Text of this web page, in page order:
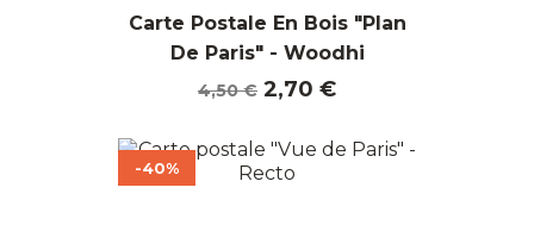
Carte Postale En Bois "Plan
De Paris" - Woodhi
Prix
base
4,50 € Prix
2,70 €
-40%